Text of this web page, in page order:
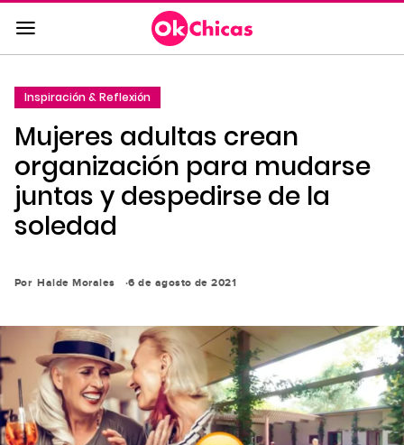
Saltar
al
contenido
a
la
navegación
principal
Inspiración & Reflexión
Mujeres adultas crean
organización para mudarse
juntas y despedirse de la
soledad
Por Haide Morales 6 de agosto de 2021